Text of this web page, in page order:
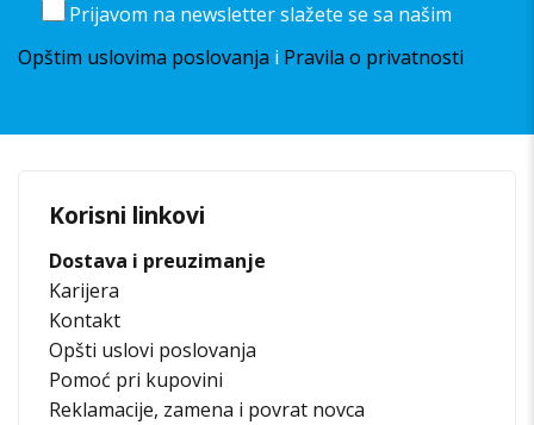
Prijavom na newsletter slažete se sa našim
Opštim uslovima poslovanja i Pravila o privatnosti
Korisni linkovi
Dostava i preuzimanje
Karijera
Kontakt
Opšti uslovi poslovanja
Pomoć pri kupovini
Reklamacije, zamena i povrat novca